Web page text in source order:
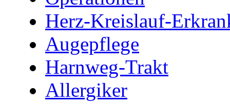
Herz-Kreislauf-
Augepflege
Harnweg-Trakt
Allergiker